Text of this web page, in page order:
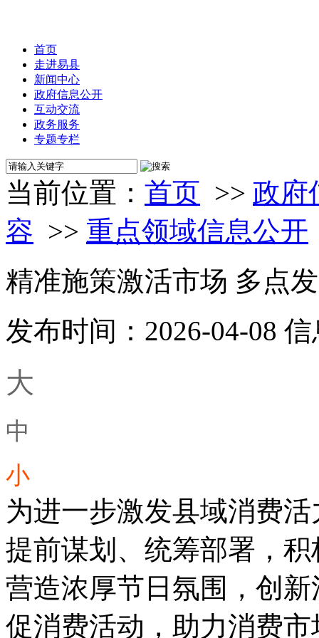
首页
走进易县
新闻中心
政府信息公开
互动交流
政务服务
专题专栏
当前位置： 首页 >> 政府
容 >> 重点领域信息公开
精准施策激活市场 多点
发布时间：2026-04-08
大
中
小
为进一步激发县域消费
提前谋划、统筹部署，
营造浓厚节日氛围，创
促消费活动，助力消费